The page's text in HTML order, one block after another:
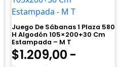
Juego De Sábanas 1 Plaza 580
H Algodón 105×200+30 Cm
Estampada – M T
$1.209,00 -